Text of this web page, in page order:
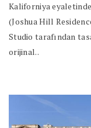
Kaliforniya
(Joshua Hill
Studio tarafından
orijinal..